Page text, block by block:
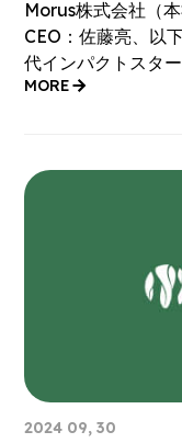
Morus株式会社（
CEO：佐藤亮、以
代インパクトスタ
MORE
2024 09, 30